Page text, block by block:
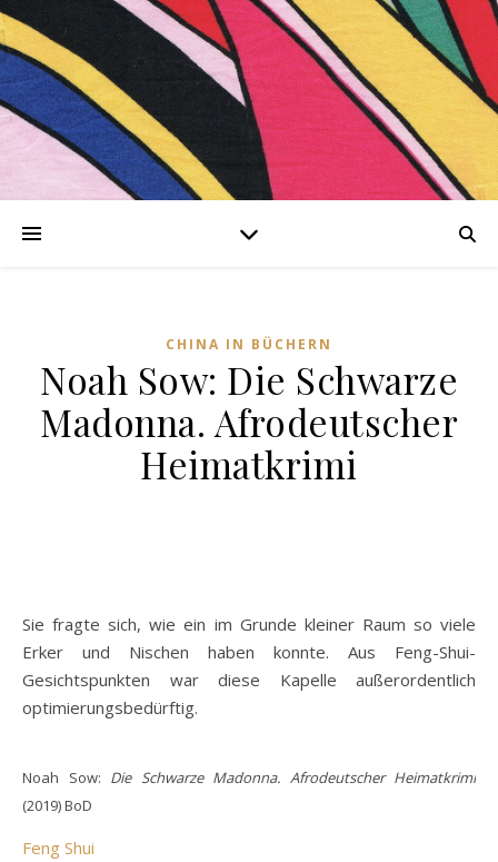
CHINA IN BÜCHERN
Noah Sow: Die Schwarze
Madonna. Afrodeutscher
Heimatkrimi
Sie fragte sich, wie ein im Grunde kleiner Raum so viele
Erker und Nischen haben konnte. Aus Feng-Shui-
Gesichtspunkten war diese Kapelle außerordentlich
optimierungsbedürftig.
Noah Sow: Die Schwarze Madonna. Afrodeutscher Heimatkrimi
(2019) BoD
Feng Shui